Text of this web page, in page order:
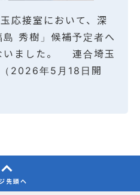
応接室において、深
秀樹」候補予定者へ
いました。 連合埼玉
2026年5月18日開
先頭へ